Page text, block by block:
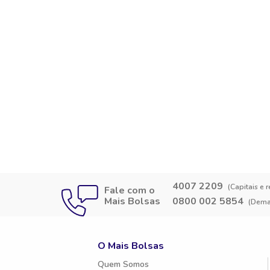
Fale com o
Mais Bolsas
4007 2209 (Capitais e
0800 002 5854
O Mais Bolsas
Quem Somos